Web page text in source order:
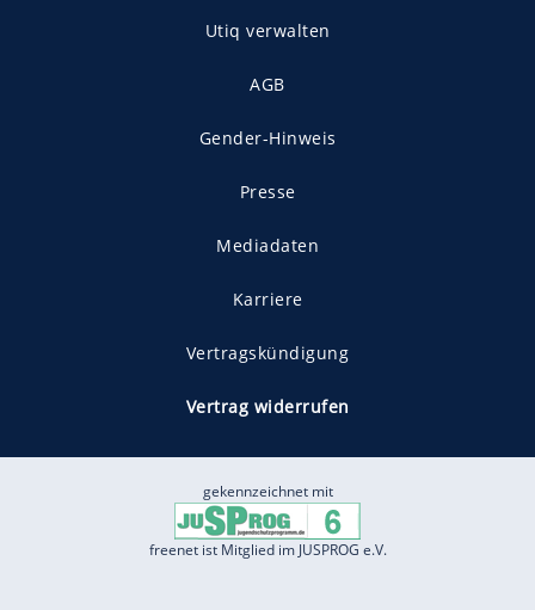
Utiq verwalten
AGB
Gender-Hinweis
Presse
Mediadaten
Karriere
Vertragskündigung
Vertrag widerrufen
gekennzeichnet mit
freenet ist Mitglied im JUSPROG e.V.